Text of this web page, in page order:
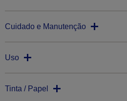
Cuidado e Manutenção
Uso
Tinta / Papel